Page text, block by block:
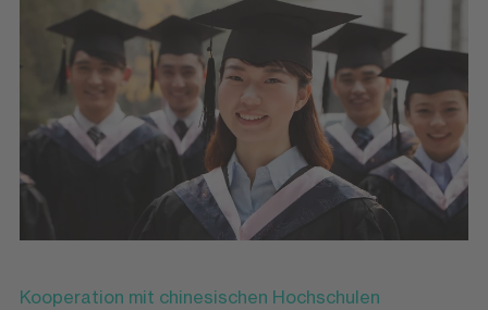
Kooperation mit chinesischen Hochschulen